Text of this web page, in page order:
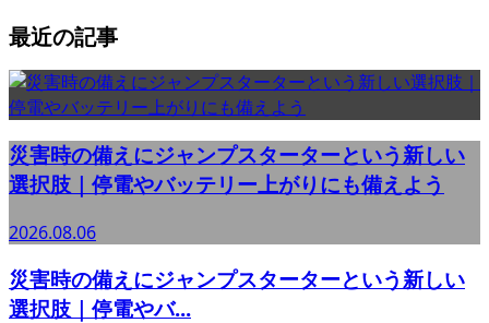
最近の記事
災害時の備えにジャンプスターターという新しい
選択肢｜停電やバッテリー上がりにも備えよう
2026.08.06
災害時の備えにジャンプスターターという新しい
選択肢｜停電やバ...